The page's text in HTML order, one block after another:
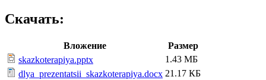
Скачать:
Вложение
Размер
skazkoterapiya.pptx
1.43 МБ
dlya_prezentatsii_skazkoterapiya.docx 21.17 КБ